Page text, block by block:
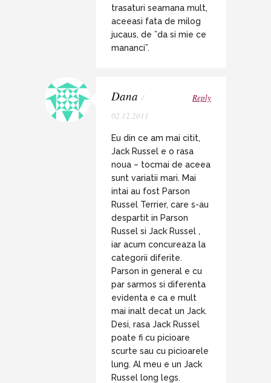
trasaturi seamana mult,
aceeasi fata de milog
jucaus, de ”da si mie ce
mananci”.
Dana /
02.12.2011
Reply
Eu din ce am mai citit,
Jack Russel e o rasa
noua – tocmai de aceea
sunt variatii mari. Mai
intai au fost Parson
Russel Terrier, care s-au
despartit in Parson
Russel si Jack Russel ,
iar acum concureaza la
categorii diferite.
Parson in general e cu
par sarmos si diferenta
evidenta e ca e mult
mai inalt decat un Jack.
Desi, rasa Jack Russel
poate fi cu picioare
scurte sau cu picioarele
lung. Al meu e un Jack
Russel long legs.